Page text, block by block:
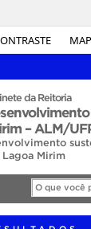
Acesso
da Reitoria
– ALM/
Lagoa Mirim